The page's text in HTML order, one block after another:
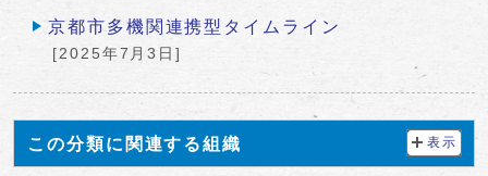
メインメニュー
京都市多機関連携型タイムライン
[2025年7月3日]
この分類に関連する組織 表示